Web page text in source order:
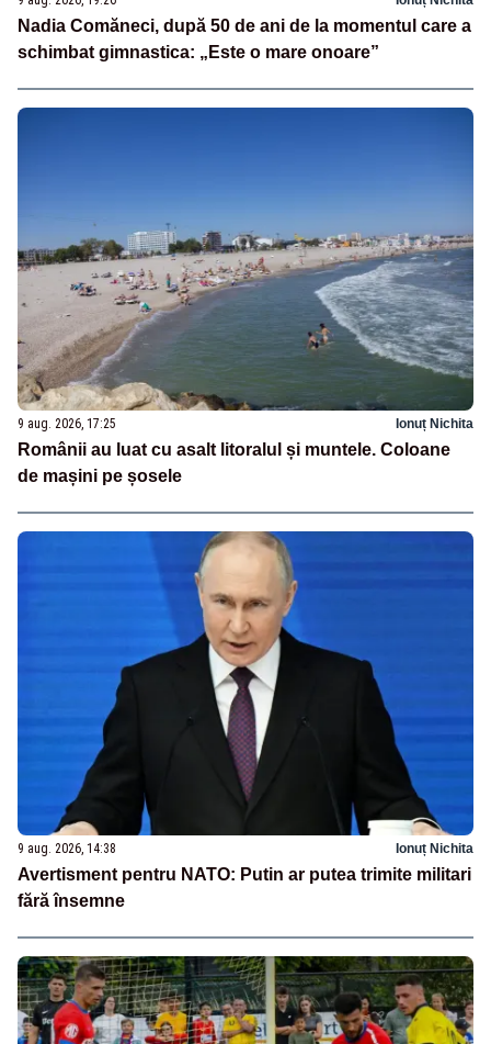
Nadia Comăneci, după 50 de ani de la momentul care a
schimbat gimnastica: „Este o mare onoare”
9 aug. 2026, 17:25 Ionuț Nichita
Românii au luat cu asalt litoralul și muntele. Coloane
de mașini pe șosele
9 aug. 2026, 14:38 Ionuț Nichita
Avertisment pentru NATO: Putin ar putea trimite militari
fără însemne